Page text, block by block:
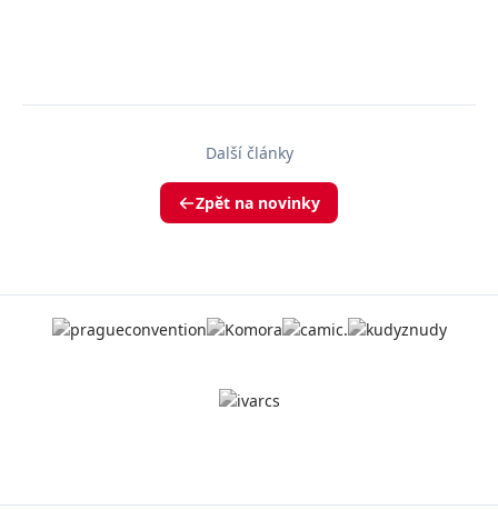
Další články
Zpět na novinky